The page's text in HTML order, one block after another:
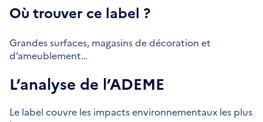
Où trouver ce label ?
Grandes surfaces, magasins de décoration et
d’ameublement…
L’analyse de l’ADEME
Le label couvre les impacts environnementaux les plus